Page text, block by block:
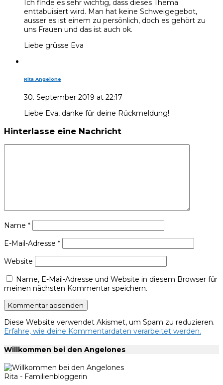
Ich finde es sehr wichtig, dass dieses Thema
enttabuisiert wird. Man hat keine Schweigegebot,
ausser es ist einem zu persönlich, doch es gehört zu
uns Frauen und das ist auch ok.
Liebe grüsse Eva
Rita Angelone
30. September 2019 at 22:17
Liebe Eva, danke für deine Rückmeldung!
Hinterlasse eine Nachricht
Name *
E-Mail-Adresse *
Website
Name, E-Mail-Adresse und Website in diesem Browser für
meinen nächsten Kommentar speichern.
Diese Website verwendet Akismet, um Spam zu reduzieren.
Erfahre, wie deine Kommentardaten verarbeitet werden.
Willkommen bei den Angelones
Rita - Familienbloggerin